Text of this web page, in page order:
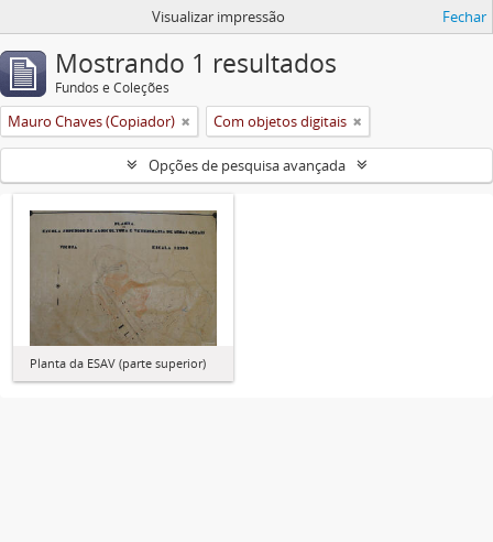
Visualizar impressão Fechar
Mostrando 1 resultados
Fundos e Coleções
Mauro Chaves (Copiador) Com objetos digitais
Opções de pesquisa avançada
Planta da ESAV (parte superior)